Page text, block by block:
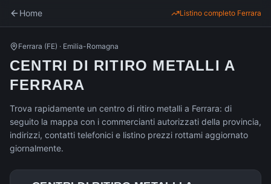
Home Listino completo Ferrara
Ferrara (FE) · Emilia-Romagna
CENTRI DI RITIRO METALLI A
FERRARA
Trova rapidamente un centro di ritiro metalli a Ferrara: di
seguito la mappa con i commercianti autorizzati della provincia,
indirizzi, contatti telefonici e listino prezzi rottami aggiornato
giornalmente.